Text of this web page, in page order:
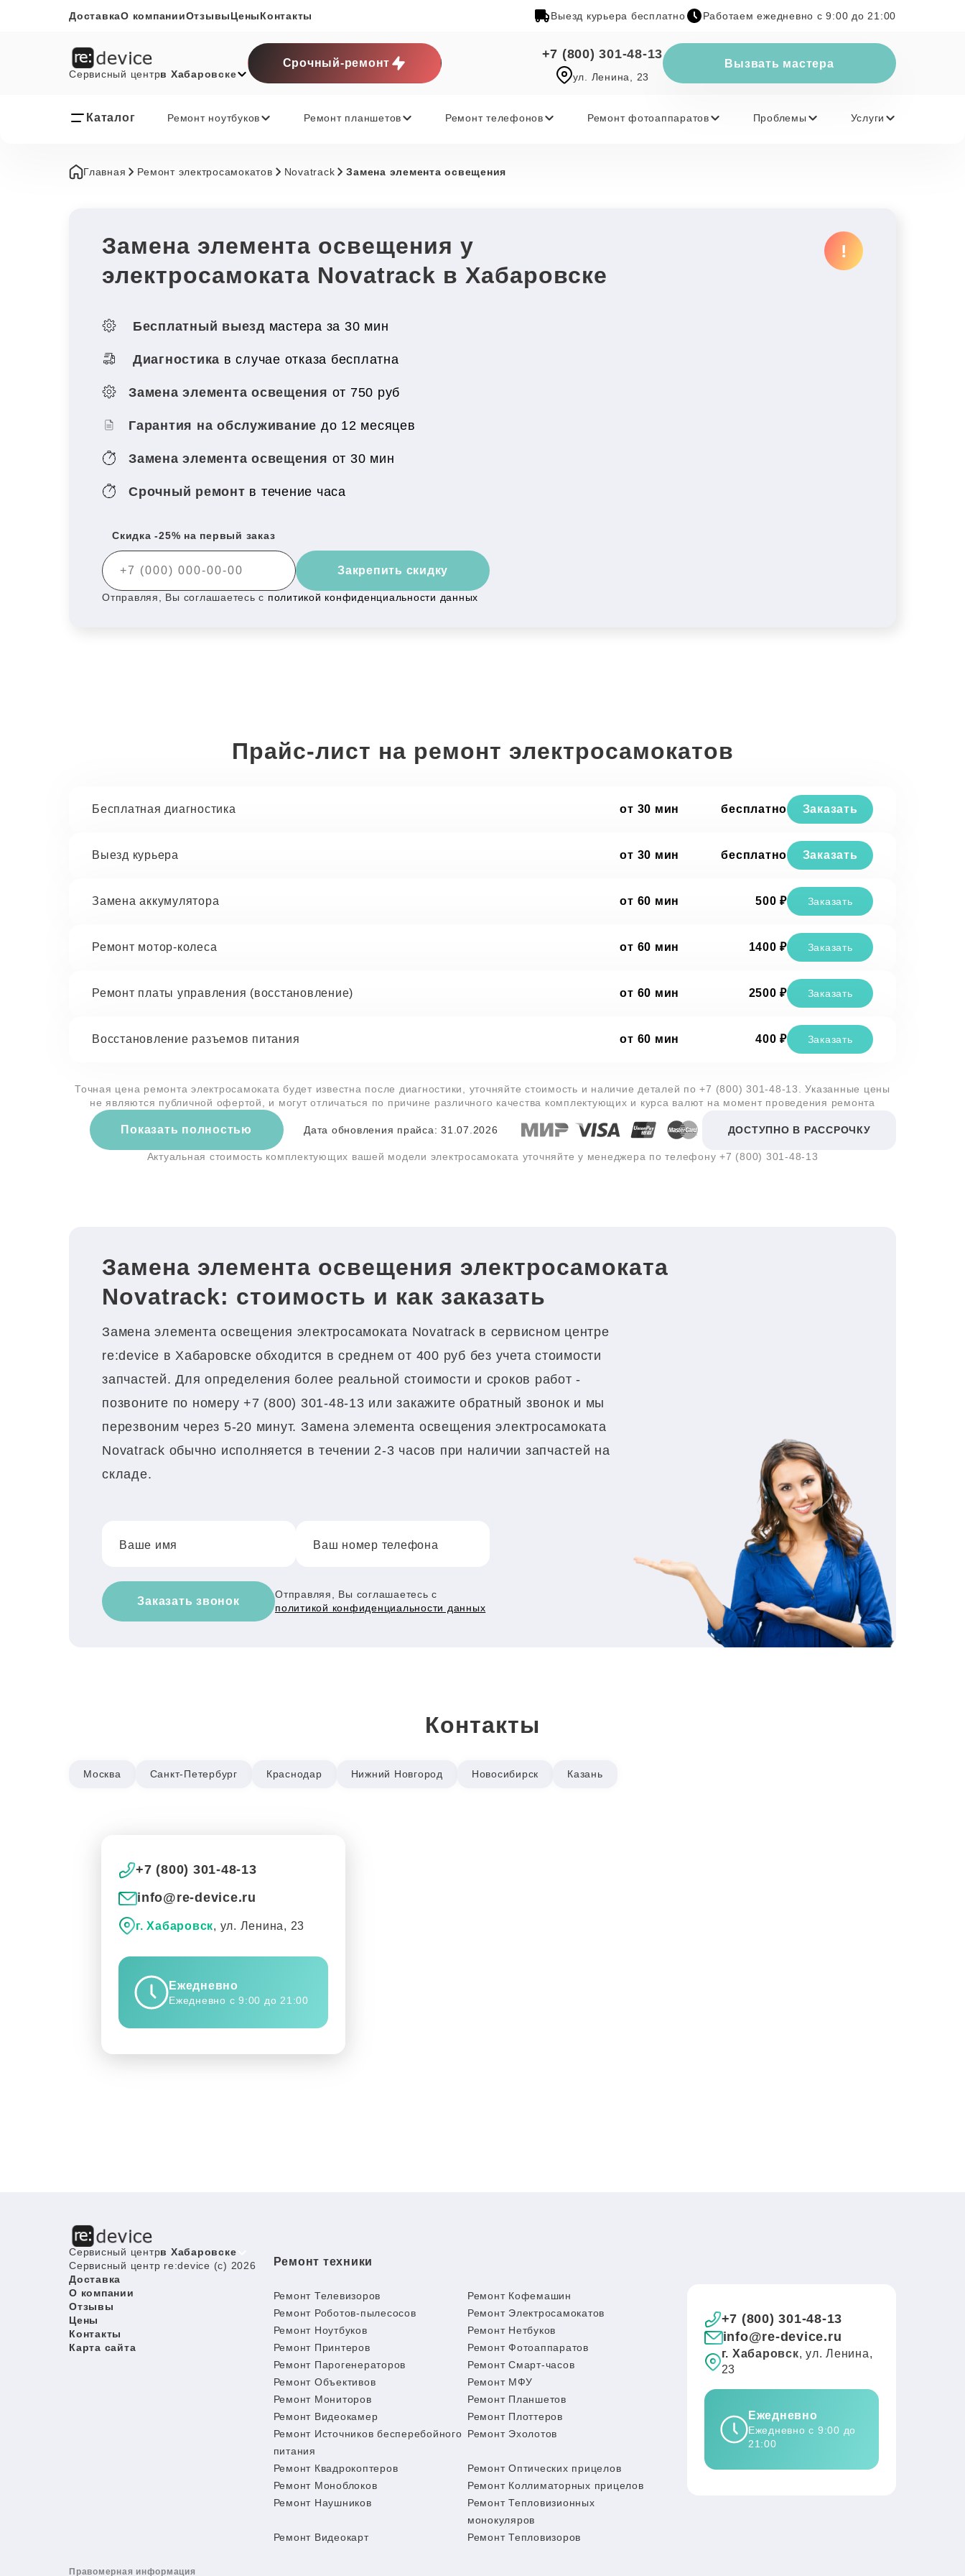
ДоставкаО компанииОтзывыЦеныКонтакты Выезд курьера бесплатно Работаем ежедневно с 9:00 до 21:00
Сервисный центрв Хабаровске
Срочный-ремонт
+7 (800) 301-48-13
ул. Ленина, 23
Вызвать мастера
Каталог Ремонт ноутбуков Ремонт планшетов Ремонт телефонов Ремонт фотоаппаратов Проблемы Услуги
Главная Ремонт электросамокатов Novatrack Замена элемента освещения
Замена элемента освещения у
электросамоката Novatrack в Хабаровске
Бесплатный выезд мастера за 30 мин
Диагностика в случае отказа бесплатна
Замена элемента освещения от 750 руб
Гарантия на обслуживание до 12 месяцев
Замена элемента освещения от 30 мин
Срочный ремонт в течение часа
Скидка -25% на первый заказ
Закрепить скидку
Отправляя, Вы соглашаетесь с политикой конфиденциальности данных
Прайс-лист на ремонт электросамокатов
Бесплатная диагностика от 30 мин бесплатно Заказать
Выезд курьера от 30 мин бесплатно Заказать
Замена аккумулятора от 60 мин 500 ₽ Заказать
Ремонт мотор-колеса от 60 мин 1400 ₽ Заказать
Ремонт платы управления (восстановление) от 60 мин 2500 ₽ Заказать
Восстановление разъемов питания от 60 мин 400 ₽ Заказать
Точная цена ремонта электросамоката будет известна после диагностики, уточняйте стоимость и наличие деталей по+7 (800) 301-48-13
. Указанные цены
не являются публичной офертой, и могут отличаться по причине различного качества комплектующих и курса валют на момент проведения ремонта
Показать полностью Дата обновления прайса: 31.07.2026 ДОСТУПНО В РАССРОЧКУ
Актуальная стоимость комплектующих вашей модели электросамоката уточняйте у менеджера по телефону +7 (800) 301-48-13
Замена элемента освещения электросамоката
Novatrack: стоимость и как заказать
Замена элемента освещения электросамоката Novatrack в сервисном центре
re:device в Хабаровске обходится в среднем от 400 руб без учета стоимости
запчастей. Для определения более реальной стоимости и сроков работ -
позвоните по номеру +7 (800) 301-48-13 или закажите обратный звонок и мы
перезвоним через 5-20 минут. Замена элемента освещения электросамоката
Novatrack обычно исполняется в течении 2-3 часов при наличии запчастей на
складе.
Ваше имя Ваш номер телефона
Заказать звонок
Отправляя, Вы соглашаетесь с
политикой конфиденциальности данных
Контакты
Москва Санкт-Петербург Краснодар Нижний Новгород Новосибирск Казань
+7 (800) 301-48-13
info@re-device.ru
г. Хабаровск, ул. Ленина, 23
Ежедневно
Ежедневно с 9:00 до 21:00
Сервисный центрв Хабаровске
Сервисный центр re:device (c) 2026
Доставка
О компании
Отзывы
Цены
Контакты
Карта сайта
Ремонт техники
Ремонт Телевизоров
Ремонт Кофемашин
Ремонт Роботов-пылесосов
Ремонт Электросамокатов
Ремонт Ноутбуков
Ремонт Нетбуков
Ремонт Принтеров
Ремонт Фотоаппаратов
Ремонт Парогенераторов
Ремонт Смарт-часов
Ремонт Объективов
Ремонт МФУ
Ремонт Мониторов
Ремонт Планшетов
Ремонт Видеокамер
Ремонт Плоттеров
Ремонт Источников бесперебойного
питания
Ремонт Эхолотов
Ремонт Квадрокоптеров
Ремонт Оптических прицелов
Ремонт Моноблоков
Ремонт Коллиматорных прицелов
Ремонт Наушников
Ремонт Тепловизионных
монокуляров
Ремонт Видеокарт
Ремонт Тепловизоров
+7 (800) 301-48-13
info@re-device.ru
г. Хабаровск, ул. Ленина,
23
Ежедневно
Ежедневно с 9:00 до
21:00
Правомерная информация